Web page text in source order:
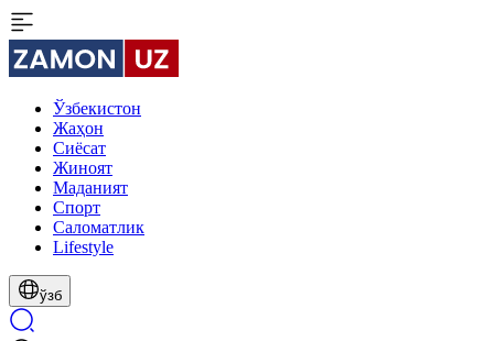
Ўзбекистон
Жаҳон
Сиёсат
Жиноят
Маданият
Спорт
Cаломатлик
Lifestyle
ўзб